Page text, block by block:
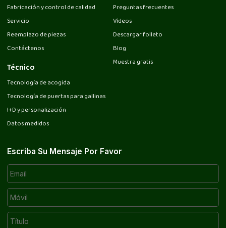
Fabricación y control de calidad
Servicio
Reemplazo de piezas
Contáctenos
Técnico
Tecnología de acogida
Tecnología de puertas para gallinas
I+D y personalización
Datos medidos
Preguntas frecuentes
Vídeos
Descargar folleto
Blog
Muestra gratis
Escriba Su Mensaje Por Favor